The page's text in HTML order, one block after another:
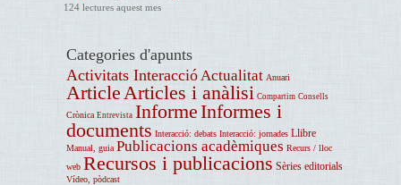
124 lectures aquest mes
Categories d'apunts
Activitats Interacció Actualitat Anuari
Article Articles i anàlisi Compartim Consells
Crònica Entrevista InformeInformes i
documents Interacció: debats Interacció: jornades Llibre
Manual, guia Publicacions acadèmiques Recurs / lloc
web Recursos i publicacions Sèries editorials
Vídeo, pòdcast